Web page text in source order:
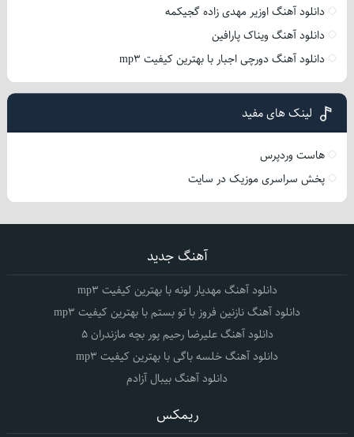
دانلود آهنگ اوزیر مهدی زاده گجیکمه
دانلود آهنگ ویناک پارافین
دانلود آهنگ دورچی اجبار با بهترین کیفیت mp3
لینک های مفید
هاست وردپرس
پخش سراسری موزیک در سایت
آهنگ جدید
دانلود آهنگ مهدیار لونه با بهترین کیفیت mp3
دانلود آهنگ نازنین فروز با تو بستم با بهترین کیفیت mp3
دانلود آهنگ علیرضا رحیم پور بچه مازندران 5
دانلود آهنگ خلسه باگی با بهترین کیفیت mp3
دانلود آهنگ بیبال آزادم
ریمکس